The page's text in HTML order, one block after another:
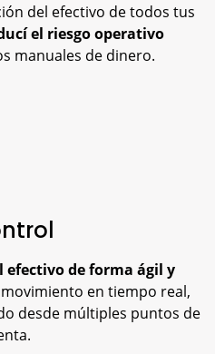
del efectivo de todos tus
el riesgo operativo
manuales de dinero.
de forma ágil y
en tiempo real,
desde múltiples puntos de